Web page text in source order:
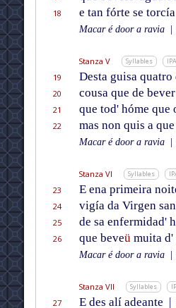
18
e tan fórte se torcía
Macar é door a ravia
Stanza V Syllables IPA
19 Desta guisa quatro
20
cousa que de
21
que tod' hóme que
22
mas non quis a
Macar é door a ravia
Stanza VI Syllables
23 E ena primeira
24
vigía da Virgen
25
de sa enfermidad'
26
que beveü muita d'
Macar é door a ravia
Stanza VII Syllables
27 E des alí adeante |